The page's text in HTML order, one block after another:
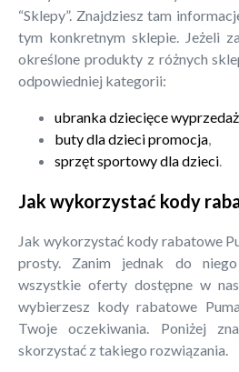
“Sklepy”. Znajdziesz tam
tym konkretnym sklepie. Jeżeli
określone produkty z różnych
odpowiedniej kategorii:
ubranka dziecięce wyprzedaż
buty dla dzieci promocja,
sprzęt sportowy dla dzieci.
Jak wykorzystać kody
Jak wykorzystać kody rabatowe
prosty. Zanim jednak do
wszystkie oferty dostępne w
wybierzesz kody rabatowe
Twoje oczekiwania. Poniżej
skorzystać z takiego rozwiązania.